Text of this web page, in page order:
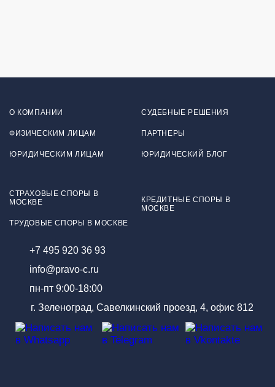
О КОМПАНИИ
ФИЗИЧЕСКИМ ЛИЦАМ
ЮРИДИЧЕСКИМ ЛИЦАМ
СУДЕБНЫЕ РЕШЕНИЯ
ПАРТНЕРЫ
ЮРИДИЧЕСКИЙ БЛОГ
СТРАХОВЫЕ СПОРЫ В
МОСКВЕ
ТРУДОВЫЕ СПОРЫ В МОСКВЕ
КРЕДИТНЫЕ СПОРЫ В
МОСКВЕ
+7 495 920 36 93
info@pravo-c.ru
пн-пт 9:00-18:00
г. Зеленоград, Савелкинский проезд, 4, офис 812